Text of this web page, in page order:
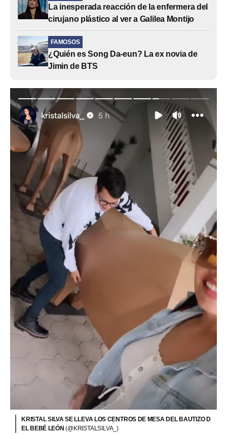
La inesperada reacción de la enfermera del
cirujano plástico al ver a Galilea Montijo
FAMOSOS
¿Quién es Song Da-eun? La ex novia de
Jimin de BTS
KRISTAL SILVA SE LLEVA LOS CENTROS DE MESA DEL BAUTIZO D
EL BEBÉ LEÓN(@KRISTALSILVA_)